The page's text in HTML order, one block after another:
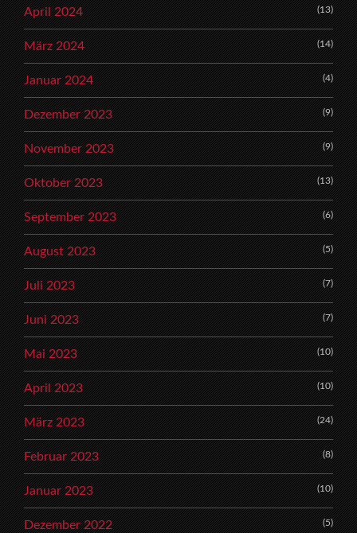
April 2024 (13)
März 2024 (14)
Januar 2024 (4)
Dezember 2023 (9)
November 2023 (9)
Oktober 2023 (13)
September 2023 (6)
August 2023 (5)
Juli 2023 (7)
Juni 2023 (7)
Mai 2023 (10)
April 2023 (10)
März 2023 (24)
Februar 2023 (8)
Januar 2023 (10)
Dezember 2022 (5)